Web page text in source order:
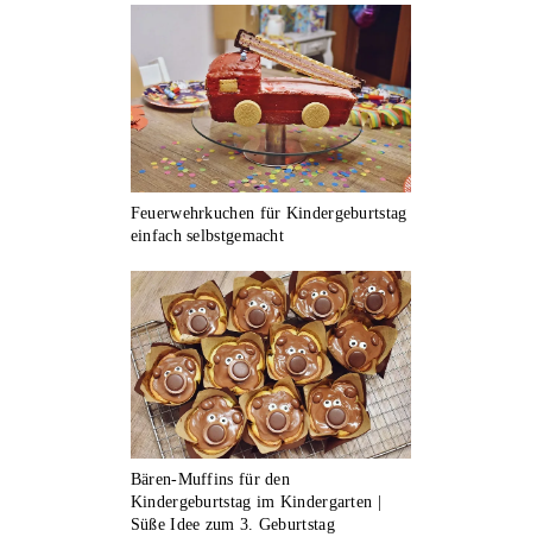
Feuerwehrkuchen für Kindergeburtstag
einfach selbstgemacht
Bären-Muffins für den
Kindergeburtstag im Kindergarten |
Süße Idee zum 3. Geburtstag